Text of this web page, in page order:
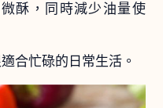
酥，同時減少油量使
合忙碌的日常生活。